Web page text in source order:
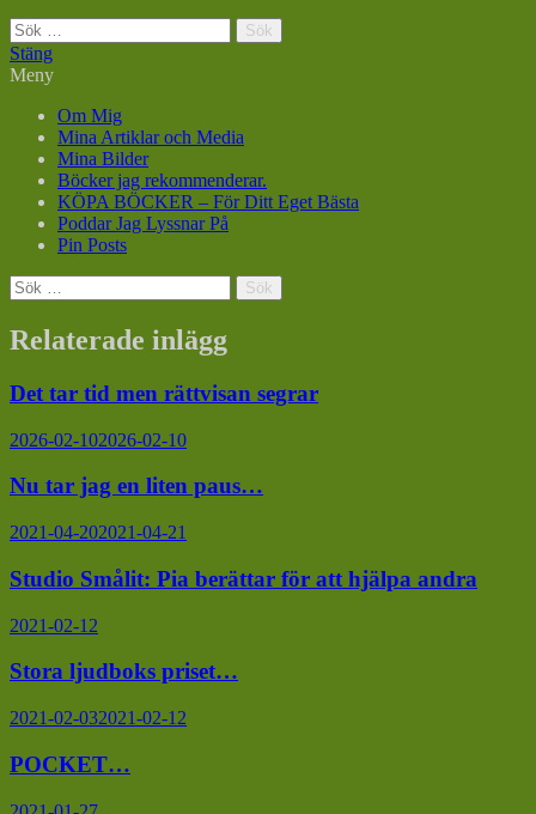
Sök
efter:
Stäng
Meny
Om Mig
Mina Artiklar och Media
Mina Bilder
Böcker jag rekommenderar.
KÖPA BÖCKER – För Ditt Eget Bästa
Poddar Jag Lyssnar På
Pin Posts
Sök
efter:
Relaterade inlägg
Det tar tid men rättvisan segrar
2026-02-102026-02-10
Nu tar jag en liten paus…
2021-04-202021-04-21
Studio Smålit: Pia berättar för att hjälpa andra
2021-02-12
Stora ljudboks priset…
2021-02-032021-02-12
POCKET…